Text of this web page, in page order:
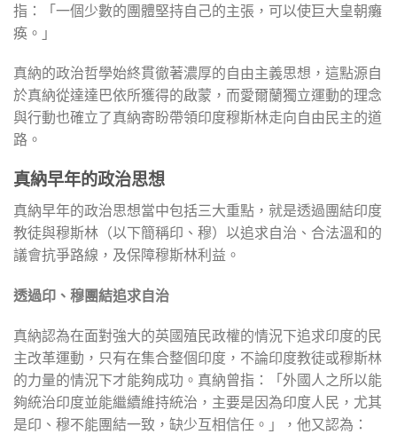
指：「一個少數的團體堅持自己的主張，可以使巨大皇朝癱
痪。」
真納的政治哲學始終貫徹著濃厚的自由主義思想，這點源自
於真納從達達巴依所獲得的啟蒙，而愛爾蘭獨立運動的理念
與行動也確立了真納寄盼帶領印度穆斯林走向自由民主的道
路。
真納早年的政治思想
真納早年的政治思想當中包括三大重點，就是透過團結印度
教徒與穆斯林（以下簡稱印、穆）以追求自治、合法溫和的
議會抗爭路線，及保障穆斯林利益。
透過印、穆團結追求自治
真納認為在面對強大的英國殖民政權的情況下追求印度的民
主改革運動，只有在集合整個印度，不論印度教徒或穆斯林
的力量的情況下才能夠成功。真納曾指：「外國人之所以能
夠統治印度並能繼續維持統治，主要是因為印度人民，尤其
是印、穆不能團結一致，缺少互相信任。」，他又認為：